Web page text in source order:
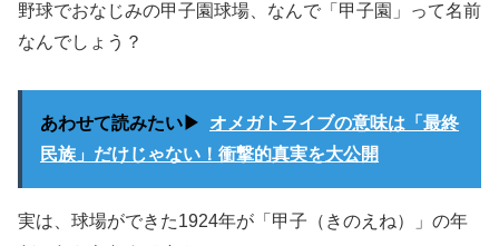
野球でおなじみの甲子園球場、なんで「甲子園」って名前
なんでしょう？
あわせて読みたい▶
オメガトライブの意味は「最終
民族」だけじゃない！衝撃的真実を大公開
実は、球場ができた1924年が「甲子（きのえね）」の年